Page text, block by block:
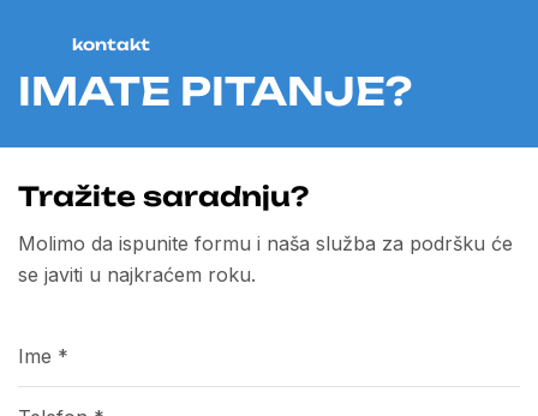
kontakt
IMATE PITANJE?
Tražite saradnju?
Molimo da ispunite formu i naša služba za podršku će
se javiti u najkraćem roku.